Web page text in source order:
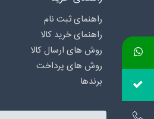
راهنمای ثبت نام
راهنمای خرید کالا
روش های ارسال کالا
روش های پرداخت
برندها